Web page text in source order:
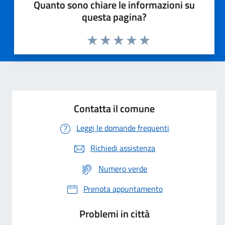
Quanto sono chiare le informazioni su
questa pagina?
Valuta 5 stelle su 5
Valuta 4 stelle su 5
Valuta 3 stelle su 5
Valuta 2 stelle su 5
Valuta 1 stelle su 5
Contatta il comune
Leggi le domande frequenti
Richiedi assistenza
Numero verde
Prenota appuntamento
Problemi in città